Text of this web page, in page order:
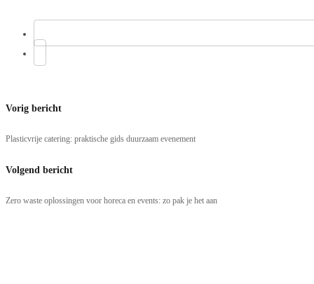
Vorig bericht
Plasticvrije catering: praktische gids duurzaam evenement
Volgend bericht
Zero waste oplossingen voor horeca en events: zo pak je het aan